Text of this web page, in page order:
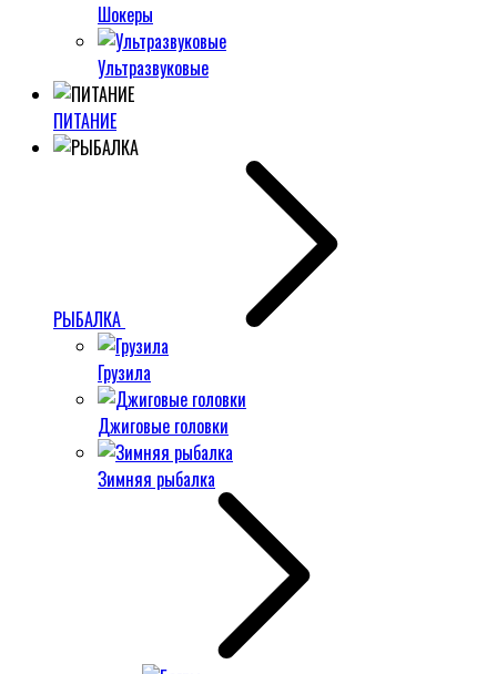
Шокеры
Ультразвуковые
ПИТАНИЕ
РЫБАЛКА
Грузила
Джиговые головки
Зимняя рыбалка